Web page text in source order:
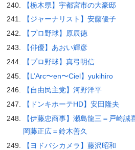
【栃木県】宇都宮市の大豪邸
【ジャーナリスト】安藤優子
【プロ野球】原辰徳
【俳優】あおい輝彦
【プロ野球】真弓明信
【L’Arc〜en〜Ciel】yukihiro
【自由民主党】河野洋平
【ドンキホーテHD】安田隆夫
【伊藤忠商事】瀬島龍三＝戸崎誠
岡藤正広＝鈴木善久
【ヨドバシカメラ】藤沢昭和